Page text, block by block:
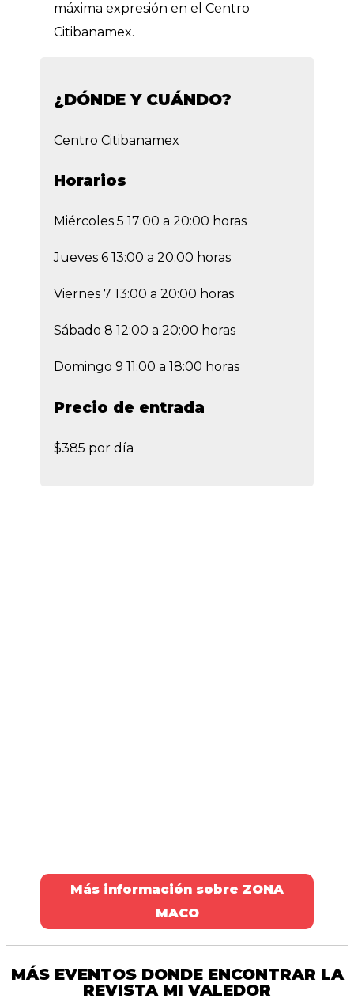
máxima expresión en el Centro
Citibanamex.
¿DÓNDE Y CUÁNDO?
Centro Citibanamex
Horarios
Miércoles 5 17:00 a 20:00 horas
Jueves 6 13:00 a 20:00 horas
Viernes 7 13:00 a 20:00 horas
Sábado 8 12:00 a 20:00 horas
Domingo 9 11:00 a 18:00 horas
Precio de entrada
$385 por día
Más información sobre ZONA
MACO
MÁS EVENTOS DONDE ENCONTRAR LA
REVISTA MI VALEDOR